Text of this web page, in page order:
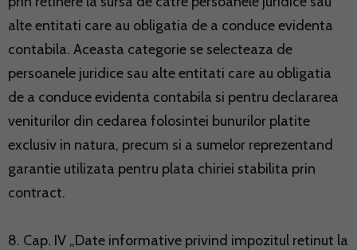
alte entitati care au obligatia de a conduce evidenta
contabila. Aceasta categorie se selecteaza de
persoanele juridice sau alte entitati care au obligatia
de a conduce evidenta contabila si pentru declararea
veniturilor din cedarea folosintei bunurilor platite
exclusiv in natura, precum si a sumelor reprezentand
garantie utilizata pentru plata chiriei stabilita prin
contract.
8. Cap. IV „Date informative privind impozitul retinut la